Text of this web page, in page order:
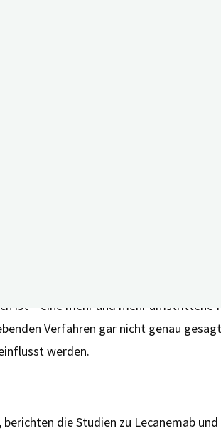
and uncertain benefit
Donanemab statt (
Kisunla®), eines
Medikament das Fortschreiten der
von der Europäischen
Aducanumab, Lecanemab
ist – eine mehr und mehr umstrittene
Verfahren gar nicht genau
werden.
die Studien zu Lecanemab